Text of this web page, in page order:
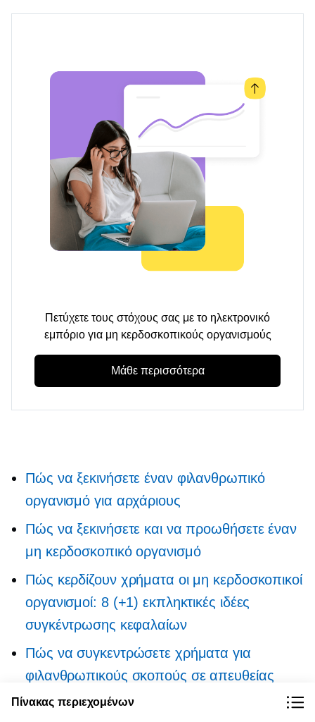
Πετύχετε τους στόχους σας με το ηλεκτρονικό
εμπόριο για μη κερδοσκοπικούς οργανισμούς
Μάθε περισσότερα
Πώς να ξεκινήσετε έναν φιλανθρωπικό
οργανισμό για αρχάριους
Πώς να ξεκινήσετε και να προωθήσετε έναν
μη κερδοσκοπικό οργανισμό
Πώς κερδίζουν χρήματα οι μη κερδοσκοπικοί
οργανισμοί: 8 (+1) εκπληκτικές ιδέες
συγκέντρωσης κεφαλαίων
Πώς να συγκεντρώσετε χρήματα για
φιλανθρωπικούς σκοπούς σε απευθείας
σύνδεση και εκτός σύνδεσης
Πίνακας περιεχομένων